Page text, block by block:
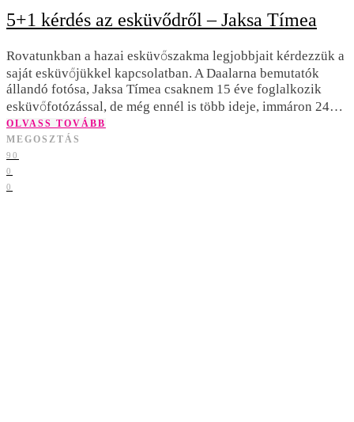
5+1 kérdés az esküvődről – Jaksa Tímea
Rovatunkban a hazai esküvőszakma legjobbjait kérdezzük a
saját esküvőjükkel kapcsolatban. A Daalarna bemutatók
állandó fotósa, Jaksa Tímea csaknem 15 éve foglalkozik
esküvőfotózással, de még ennél is több ideje, immáron 24…
OLVASS TOVÁBB
MEGOSZTÁS
90
0
0